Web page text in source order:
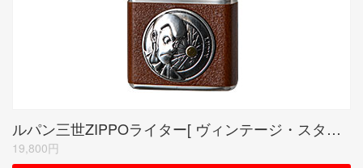
ルパン三世ZIPPOライター[ ヴィンテージ・スタイル ]/ルパン
19,800円